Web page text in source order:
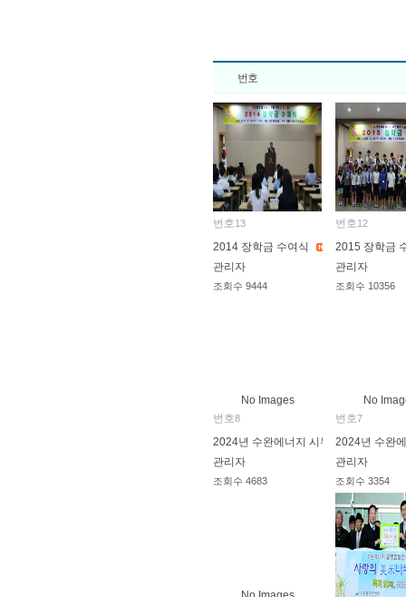
번호
번호13
2014 장학금 수여식
관리자
조회수 9444
번호12
2015 장학금
관리자
조회수 10356
No Images
번호8
2024년 수완에너지 시무식
관리자
조회수 4683
No
번호7
2024년 수완
관리자
조회수 3354
2025.01.02